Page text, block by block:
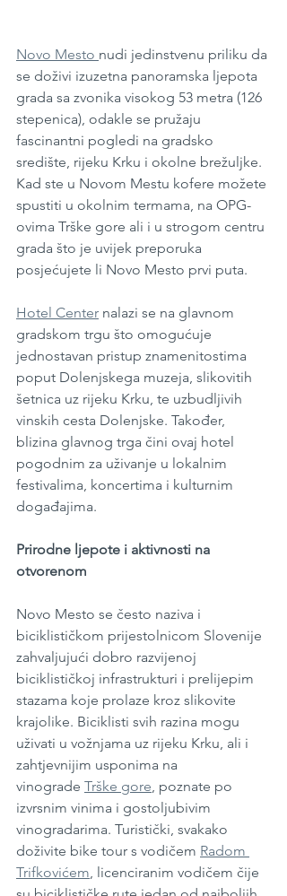
Novo Mesto nudi jedinstvenu priliku da
se doživi izuzetna panoramska ljepota
grada sa zvonika visokog 53 metra (126
stepenica), odakle se pružaju
fascinantni pogledi na gradsko
središte, rijeku Krku i okolne brežuljke.
Kad ste u Novom Mestu kofere možete
spustiti u okolnim termama, na OPG-
ovima Trške gore ali i u strogom centru
grada što je uvijek preporuka
posjećujete li Novo Mesto prvi puta.
Hotel Center nalazi se na glavnom
gradskom trgu što omogućuje
jednostavan pristup znamenitostima
poput Dolenjskega muzeja, slikovitih
šetnica uz rijeku Krku, te uzbudljivih
vinskih cesta Dolenjske. Također,
blizina glavnog trga čini ovaj hotel
pogodnim za uživanje u lokalnim
festivalima, koncertima i kulturnim
događajima.
Prirodne ljepote i aktivnosti na
otvorenom
Novo Mesto se često naziva i
biciklističkom prijestolnicom Slovenije
zahvaljujući dobro razvijenoj
biciklističkoj infrastrukturi i prelijepim
stazama koje prolaze kroz slikovite
krajolike. Biciklisti svih razina mogu
uživati u vožnjama uz rijeku Krku, ali i
zahtjevnijim usponima na
vinograde Trške gore, poznate po
izvrsnim vinima i gostoljubivim
vinogradarima. Turistički, svakako
doživite bike tour s vodičem Radom
Trifkovićem, licenciranim vodičem čije